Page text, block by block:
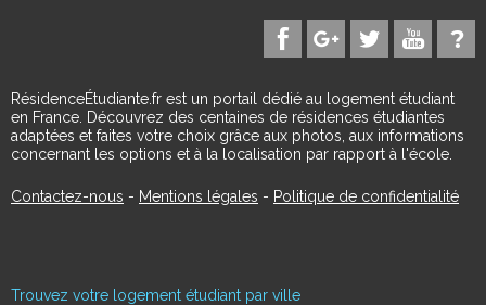
RésidenceÉtudiante.fr est un portail dédié au logement étudiant
en France. Découvrez des centaines de résidences étudiantes
adaptées et faites votre choix grâce aux photos, aux informations
concernant les options et à la localisation par rapport à l'école.
Contactez-nous - Mentions légales - Politique de confidentialité
Trouvez votre logement étudiant par ville